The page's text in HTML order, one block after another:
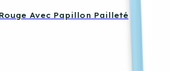
Avec Papillon Pailleté